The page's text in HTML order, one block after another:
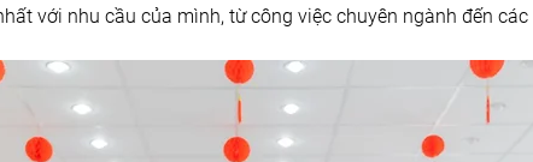
với nhu cầu của mình, từ công việc chuyên ngành đến